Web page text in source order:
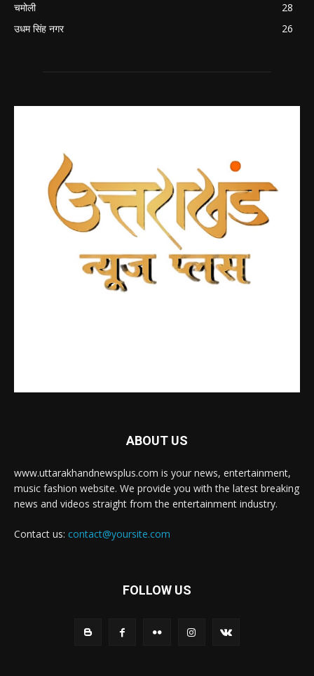
चमोली
28
उधम सिंह नगर
26
ABOUT US
www.uttarakhandnewsplus.com is your news, entertainment,
music fashion website. We provide you with the latest breaking
news and videos straight from the entertainment industry.
Contact us: contact@yoursite.com
FOLLOW US